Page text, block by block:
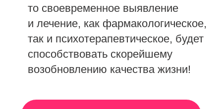
то своевременное выявление
и лечение, как фармакологическое,
так и психотерапевтическое, будет
способствовать скорейшему
возобновлению качества жизни!